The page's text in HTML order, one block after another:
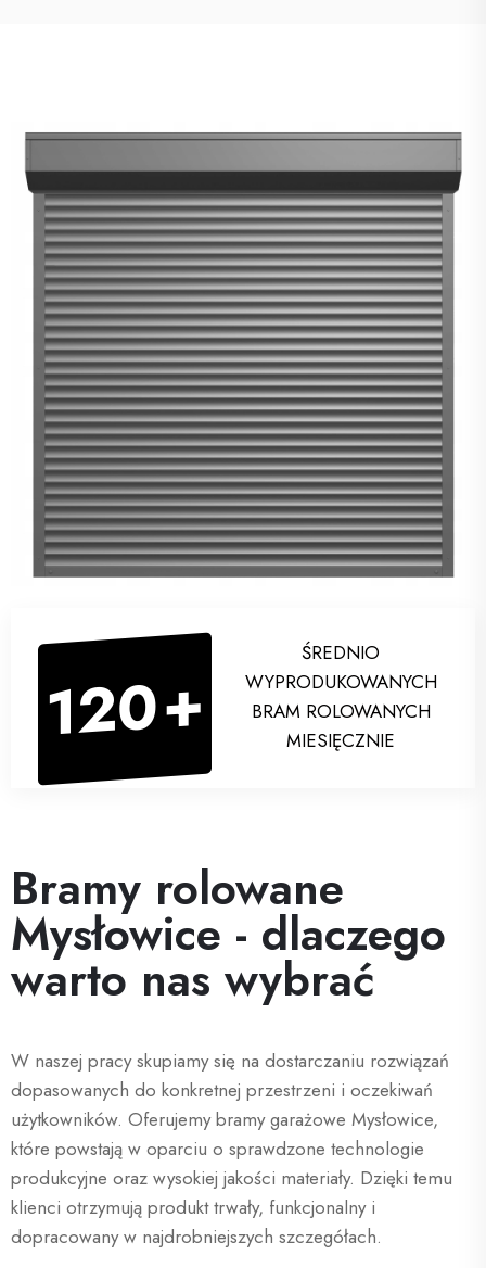
120+
ŚREDNIO
WYPRODUKOWANYCH
BRAM ROLOWANYCH
MIESIĘCZNIE
Bramy rolowane
Mysłowice - dlaczego
warto nas wybrać
W naszej pracy skupiamy się na dostarczaniu rozwiązań
dopasowanych do konkretnej przestrzeni i oczekiwań
użytkowników. Oferujemy bramy garażowe Mysłowice,
które powstają w oparciu o sprawdzone technologie
produkcyjne oraz wysokiej jakości materiały. Dzięki temu
klienci otrzymują produkt trwały, funkcjonalny i
dopracowany w najdrobniejszych szczegółach.